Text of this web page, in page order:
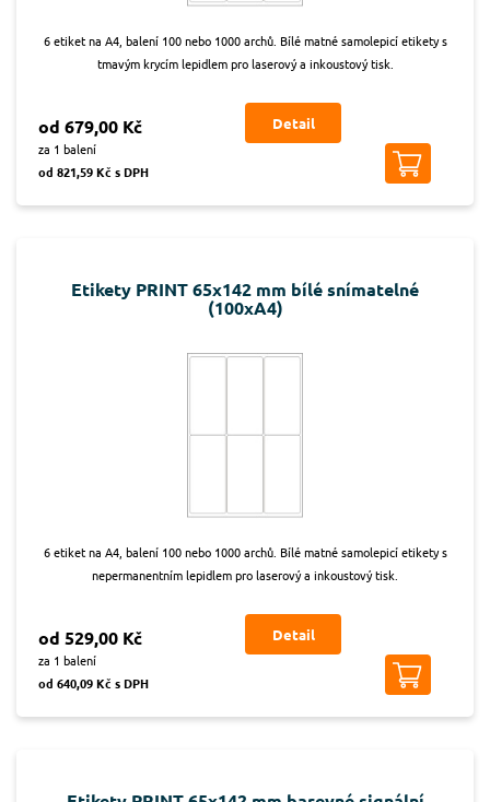
6 etiket na A4, balení 100 nebo 1000 archů. Bílé matné samolepicí etikety s
tmavým krycím lepidlem pro laserový a inkoustový tisk.
od 679,00 Kč
za 1 balení
od 821,59 Kč s DPH
Detail
Etikety PRINT 65x142 mm bílé snímatelné
(100xA4)
6 etiket na A4, balení 100 nebo 1000 archů. Bílé matné samolepicí etikety s
nepermanentním lepidlem pro laserový a inkoustový tisk.
od 529,00 Kč
za 1 balení
od 640,09 Kč s DPH
Detail